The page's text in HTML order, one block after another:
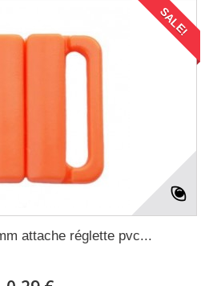
SALE!
attache réglette pvc...